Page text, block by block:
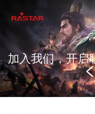
加入我们，开启